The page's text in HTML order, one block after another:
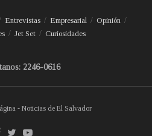
Entrevistas Empresarial
Opinión
Jet Set Curiosidades
2246-0616
- Noticias de El Salvador